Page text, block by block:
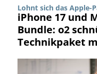
Lohnt sich das Apple-
iPhone 17 und
Bundle: o2
Technikpaket